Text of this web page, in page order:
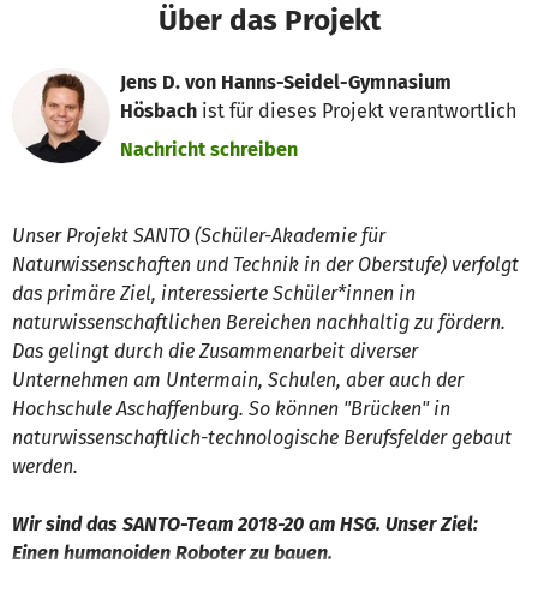
Über das Projekt
Jens D. von Hanns-Seidel-Gymnasium
Hösbach ist für dieses Projekt verantwortlich
Nachricht schreiben
Unser Projekt SANTO (Schüler-Akademie für
Naturwissenschaften und Technik in der Oberstufe) verfolgt
das primäre Ziel, interessierte Schüler*innen in
naturwissenschaftlichen Bereichen nachhaltig zu fördern.
Das gelingt durch die Zusammenarbeit diverser
Unternehmen am Untermain, Schulen, aber auch der
Hochschule Aschaffenburg. So können "Brücken" in
naturwissenschaftlich-technologische Berufsfelder gebaut
werden.
Wir sind das SANTO-Team 2018-20 am HSG. Unser Ziel:
Einen humanoiden Roboter zu bauen.